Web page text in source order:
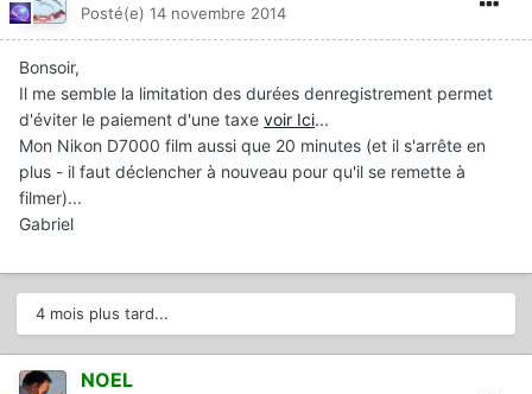
Posté(e) 14 novembre 2014
Bonsoir,
Il me semble la limitation des durées denregistrement permet
d'éviter le paiement d'une taxe voir Ici...
Mon Nikon D7000 film aussi que 20 minutes (et il s'arrête en
plus - il faut déclencher à nouveau pour qu'il se remette à
filmer)...
Gabriel
4 mois plus tard...
NOEL